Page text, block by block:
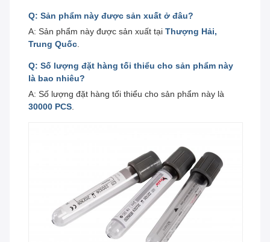
Q: Sản phẩm này được sản xuất ở đâu?
A: Sản phẩm này được sản xuất tại Thượng Hải,
Trung Quốc.
Q: Số lượng đặt hàng tối thiểu cho sản phẩm này
là bao nhiêu?
A: Số lượng đặt hàng tối thiểu cho sản phẩm này là
30000 PCS.